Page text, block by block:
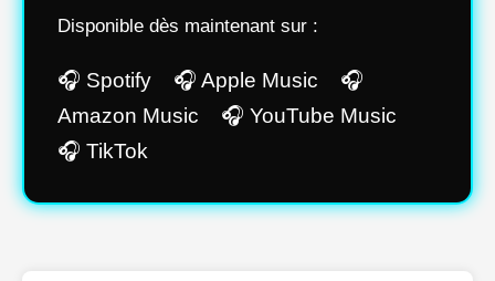
Disponible dès maintenant sur :
🎧 Spotify 🎧 Apple Music 🎧
Amazon Music 🎧 YouTube Music
🎧 TikTok